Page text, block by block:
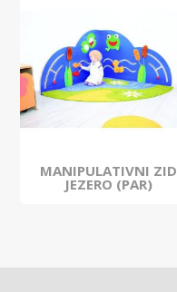
MANIPULATIVNI ZID
JEZERO (PAR)